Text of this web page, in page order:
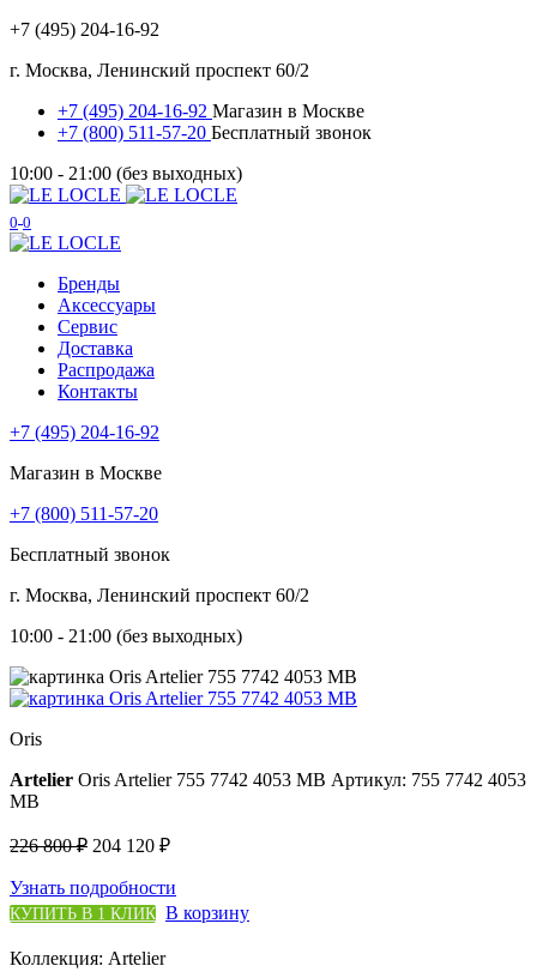
+7 (495) 204-16-92
г. Москва, Ленинский проспект 60/2
+7 (495) 204-16-92 Магазин в Москве
+7 (800) 511-57-20 Бесплатный звонок
10:00 - 21:00 (без выходных)
0 0
Бренды
Аксессуары
Сервис
Доставка
Распродажа
Контакты
+7 (495) 204-16-92
Магазин в Москве
+7 (800) 511-57-20
Бесплатный звонок
г. Москва, Ленинский проспект 60/2
10:00 - 21:00 (без выходных)
Oris
Artelier Oris Artelier 755 7742 4053 MB Артикул: 755 7742 4053
MB
226 800 ₽ 204 120 ₽
Узнать подробности
КУПИТЬ В 1 КЛИК В корзину
Коллекция: Artelier